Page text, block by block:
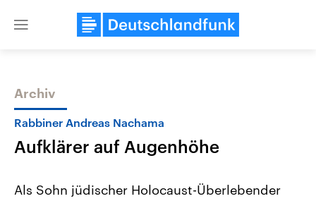
Close
Themen
Archiv
Rabbiner Andreas Nachama
Aufklärer auf Augenhöhe
Als Sohn jüdischer Holocaust-Überlebender